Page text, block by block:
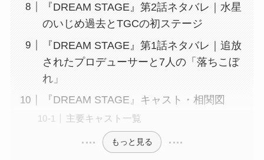
『DREAM STAGE』第2話ネタバレ｜水星
のいじめ過去とTGCの初ステージ
『DREAM STAGE』第1話ネタバレ｜追放
されたプロデューサーと7人の「落ちこぼ
れ」
『DREAM STAGE』キャスト・相関図
主要キャスト一覧
もっと見る